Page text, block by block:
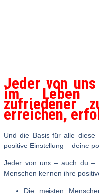
Jeder von
im Leben
zufriedener
erreichen,
Und die Basis für alle diese
positive Einstellung – deine
Jeder von uns – auch du –
Menschen kennen ihre
Die meisten